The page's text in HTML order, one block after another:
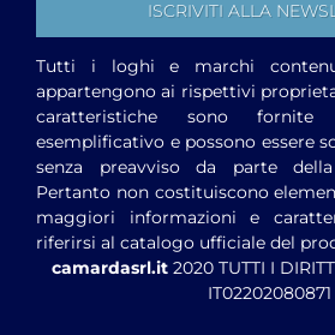
Tutti i loghi e marchi
appartengono ai rispettivi
caratteristiche sono
esemplificativo e possono essere
senza preavviso da parte
Pertanto non costituiscono
maggiori informazioni e
riferirsi al catalogo ufficiale del
camardasrl.it2020 TUTTI I
IT02202080871